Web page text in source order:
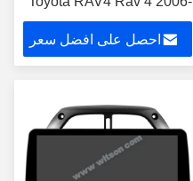
2012 نظام تشغيل أندرويد
DVD ونظام تحديد المواقع
ستيريو الوسائط المتعددة
احصل على افضل سعر